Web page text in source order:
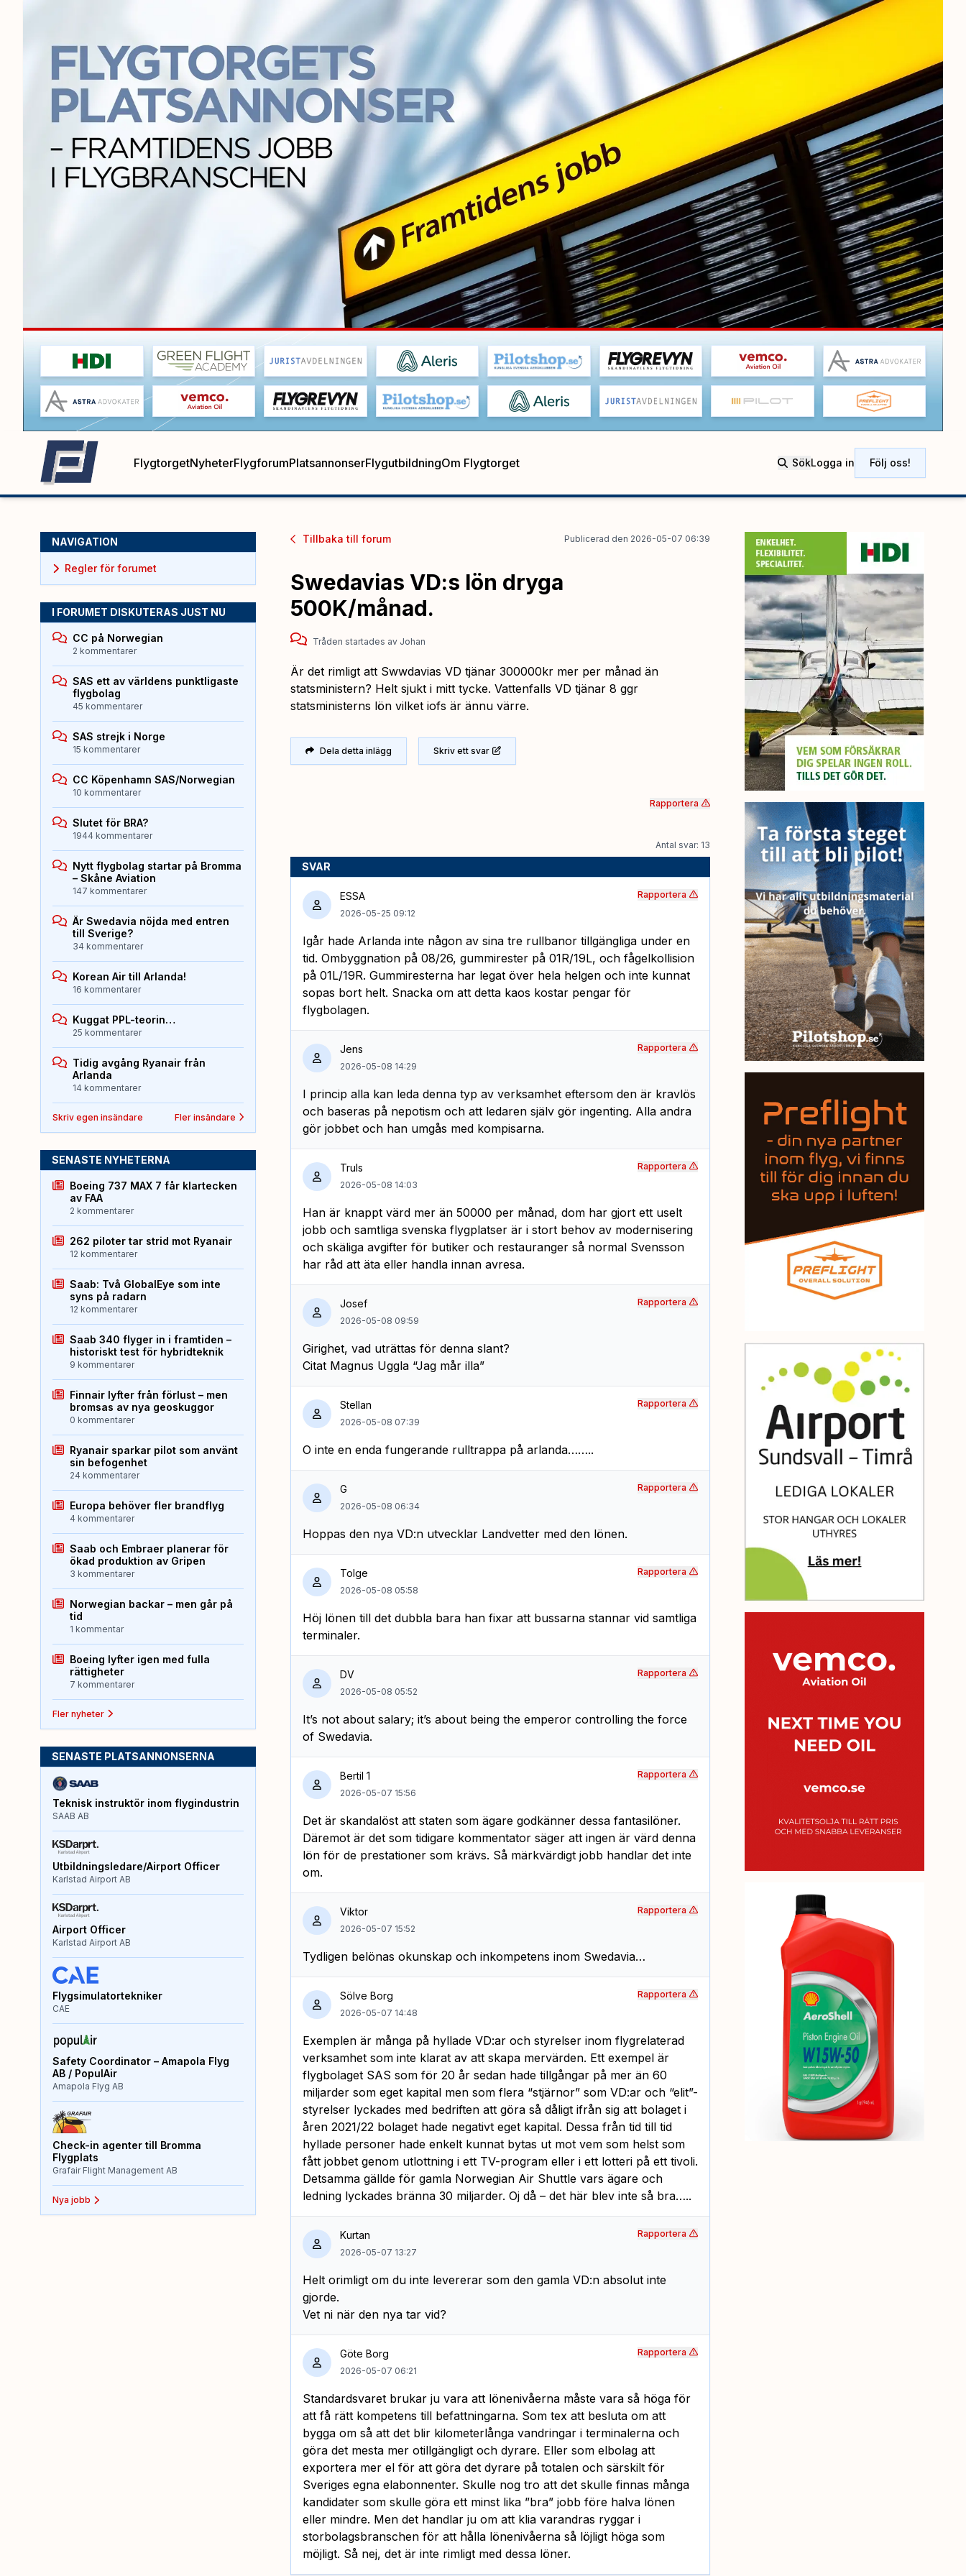
FlygtorgetNyheterFlygforumPlatsannonserFlygutbildningOm Flygtorget SökLogga in Följ oss!
Tillbaka till forum Publicerad den 2026-05-07 06:39
Swedavias VD:s lön dryga
500K/månad.
Tråden startades av Johan
Är det rimligt att Swwdavias VD tjänar 300000kr mer per månad än
statsministern? Helt sjukt i mitt tycke. Vattenfalls VD tjänar 8 ggr
statsministerns lön vilket iofs är ännu värre.
Dela detta inlägg Skriv ett svar
Rapportera
Antal svar: 13
SVAR
ESSA
2026-05-25 09:12
Igår hade Arlanda inte någon av sina tre rullbanor tillgängliga under en
tid. Ombyggnation på 08/26, gummirester på 01R/19L, och fågelkollision
på 01L/19R. Gummiresterna har legat över hela helgen och inte kunnat
sopas bort helt. Snacka om att detta kaos kostar pengar för
flygbolagen.
Rapportera
Jens
2026-05-08 14:29
I princip alla kan leda denna typ av verksamhet eftersom den är kravlös
och baseras på nepotism och att ledaren själv gör ingenting. Alla andra
gör jobbet och han umgås med kompisarna.
Rapportera
Truls
2026-05-08 14:03
Han är knappt värd mer än 50000 per månad, dom har gjort ett uselt
jobb och samtliga svenska flygplatser är i stort behov av modernisering
och skäliga avgifter för butiker och restauranger så normal Svensson
har råd att äta eller handla innan avresa.
Rapportera
Josef
2026-05-08 09:59
Girighet, vad uträttas för denna slant?
Citat Magnus Uggla “Jag mår illa”
Rapportera
Stellan
2026-05-08 07:39
O inte en enda fungerande rulltrappa på arlanda……..
Rapportera
G
2026-05-08 06:34
Hoppas den nya VD:n utvecklar Landvetter med den lönen.
Rapportera
Tolge
2026-05-08 05:58
Höj lönen till det dubbla bara han fixar att bussarna stannar vid samtliga
terminaler.
Rapportera
DV
2026-05-08 05:52
It’s not about salary; it’s about being the emperor controlling the force
of Swedavia.
Rapportera
Bertil 1
2026-05-07 15:56
Det är skandalöst att staten som ägare godkänner dessa fantasilöner.
Däremot är det som tidigare kommentator säger att ingen är värd denna
lön för de prestationer som krävs. Så märkvärdigt jobb handlar det inte
om.
Rapportera
Viktor
2026-05-07 15:52
Tydligen belönas okunskap och inkompetens inom Swedavia…
Rapportera
Sölve Borg
2026-05-07 14:48
Exemplen är många på hyllade VD:ar och styrelser inom flygrelaterad
verksamhet som inte klarat av att skapa mervärden. Ett exempel är
flygbolaget SAS som för 20 år sedan hade tillgångar på mer än 60
miljarder som eget kapital men som flera “stjärnor” som VD:ar och “elit”-
styrelser lyckades med bedriften att göra så dåligt ifrån sig att bolaget i
åren 2021/22 bolaget hade negativt eget kapital. Dessa från tid till tid
hyllade personer hade enkelt kunnat bytas ut mot vem som helst som
fått jobbet genom utlottning i ett TV-program eller i ett lotteri på ett tivoli.
Detsamma gällde för gamla Norwegian Air Shuttle vars ägare och
ledning lyckades bränna 30 miljarder. Oj då – det här blev inte så bra…..
Rapportera
Kurtan
2026-05-07 13:27
Helt orimligt om du inte levererar som den gamla VD:n absolut inte
gjorde.
Vet ni när den nya tar vid?
Rapportera
Göte Borg
2026-05-07 06:21
Standardsvaret brukar ju vara att lönenivåerna måste vara så höga för
att få rätt kompetens till befattningarna. Som tex att besluta om att
bygga om så att det blir kilometerlånga vandringar i terminalerna och
göra det mesta mer otillgängligt och dyrare. Eller som elbolag att
exportera mer el för att göra det dyrare på totalen och särskilt för
Sveriges egna elabonnenter. Skulle nog tro att det skulle finnas många
kandidater som skulle göra ett minst lika ”bra” jobb före halva lönen
eller mindre. Men det handlar ju om att klia varandras ryggar i
storbolagsbranschen för att hålla lönenivåerna så löjligt höga som
möjligt. Så nej, det är inte rimligt med dessa löner.
Rapportera
NAVIGATION
Regler för forumet
I FORUMET DISKUTERAS JUST NU
CC på Norwegian
2 kommentarer
SAS ett av världens punktligaste
flygbolag
45 kommentarer
SAS strejk i Norge
15 kommentarer
CC Köpenhamn SAS/Norwegian
10 kommentarer
Slutet för BRA?
1944 kommentarer
Nytt flygbolag startar på Bromma
– Skåne Aviation
147 kommentarer
Är Swedavia nöjda med entren
till Sverige?
34 kommentarer
Korean Air till Arlanda!
16 kommentarer
Kuggat PPL-teorin…
25 kommentarer
Tidig avgång Ryanair från
Arlanda
14 kommentarer
Skriv egen insändare Fler insändare
SENASTE NYHETERNA
Boeing 737 MAX 7 får klartecken
av FAA
2 kommentarer
262 piloter tar strid mot Ryanair
12 kommentarer
Saab: Två GlobalEye som inte
syns på radarn
12 kommentarer
Saab 340 flyger in i framtiden –
historiskt test för hybridteknik
9 kommentarer
Finnair lyfter från förlust – men
bromsas av nya geoskuggor
0 kommentarer
Ryanair sparkar pilot som använt
sin befogenhet
24 kommentarer
Europa behöver fler brandflyg
4 kommentarer
Saab och Embraer planerar för
ökad produktion av Gripen
3 kommentarer
Norwegian backar – men går på
tid
1 kommentar
Boeing lyfter igen med fulla
rättigheter
7 kommentarer
Fler nyheter
SENASTE PLATSANNONSERNA
Teknisk instruktör inom flygindustrin
SAAB AB
Utbildningsledare/Airport Officer
Karlstad Airport AB
Airport Officer
Karlstad Airport AB
Flygsimulatortekniker
CAE
Safety Coordinator – Amapola Flyg
AB / PopulAir
Amapola Flyg AB
Check-in agenter till Bromma
Flygplats
Grafair Flight Management AB
Nya jobb